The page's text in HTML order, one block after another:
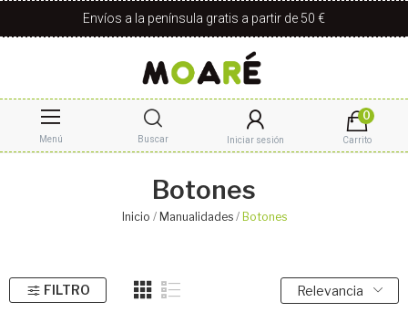
Envíos a la península gratis a partir de 50 €
Menú Buscar Iniciar sesión
0
Carrito
Botones
Inicio Manualidades Botones
FILTRO Relevancia